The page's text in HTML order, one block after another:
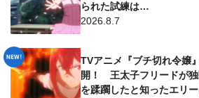
られた試練は…
2026.8.7
TVアニメ『ブチ切れ令嬢
開！ 王太子フリードが独
を蹂躙したと知ったエリ